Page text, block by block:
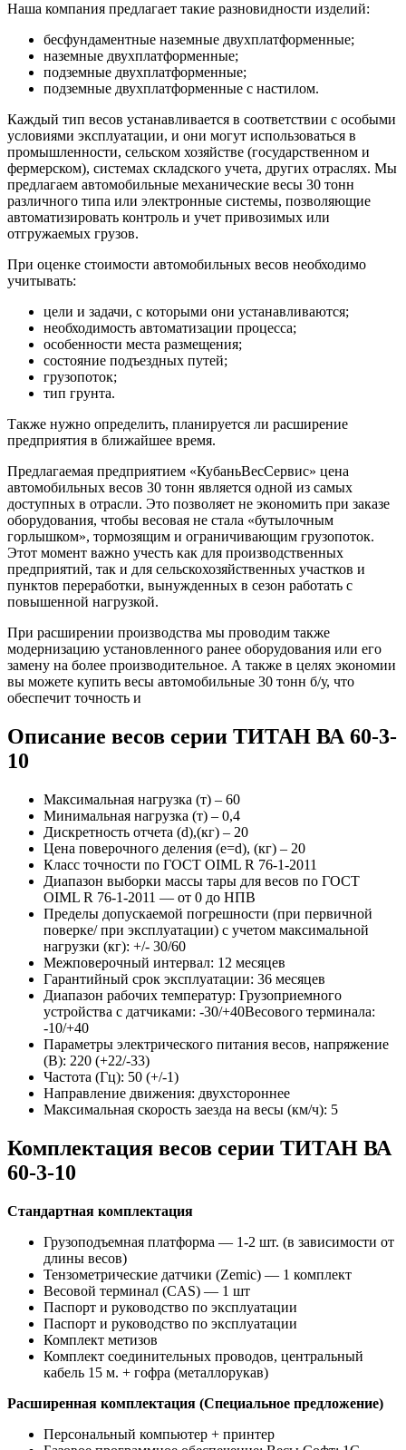
Наша компания предлагает такие разновидности изделий:
бесфундаментные наземные двухплатформенные;
наземные двухплатформенные;
подземные двухплатформенные;
подземные двухплатформенные с настилом.
Каждый тип весов устанавливается в соответствии с особыми
условиями эксплуатации, и они могут использоваться в
промышленности, сельском хозяйстве (государственном и
фермерском), системах складского учета, других отраслях. Мы
предлагаем автомобильные механические весы 30 тонн
различного типа или электронные системы, позволяющие
автоматизировать контроль и учет привозимых или
отгружаемых грузов.
При оценке стоимости автомобильных весов необходимо
учитывать:
цели и задачи, с которыми они устанавливаются;
необходимость автоматизации процесса;
особенности места размещения;
состояние подъездных путей;
грузопоток;
тип грунта.
Также нужно определить, планируется ли расширение
предприятия в ближайшее время.
Предлагаемая предприятием «КубаньВесСервис» цена
автомобильных весов 30 тонн является одной из самых
доступных в отрасли. Это позволяет не экономить при заказе
оборудования, чтобы весовая не стала «бутылочным
горлышком», тормозящим и ограничивающим грузопоток.
Этот момент важно учесть как для производственных
предприятий, так и для сельскохозяйственных участков и
пунктов переработки, вынужденных в сезон работать с
повышенной нагрузкой.
При расширении производства мы проводим также
модернизацию установленного ранее оборудования или его
замену на более производительное. А также в целях экономии
вы можете купить весы автомобильные 30 тонн б/у, что
обеспечит точность и
Описание весов серии ТИТАН ВА 60-3-
10
Максимальная нагрузка (т) – 60
Минимальная нагрузка (т) – 0,4
Дискретность отчета (d),(кг) – 20
Цена поверочного деления (e=d), (кг) – 20
Класс точности по ГОСТ OIML R 76-1-2011
Диапазон выборки массы тары для весов по ГОСТ
OIML R 76-1-2011 — от 0 до НПВ
Пределы допускаемой погрешности (при первичной
поверке/ при эксплуатации) с учетом максимальной
нагрузки (кг): +/- 30/60
Межповерочный интервал: 12 месяцев
Гарантийный срок эксплуатации: 36 месяцев
Диапазон рабочих температур: Грузоприемного
устройства с датчиками: -30/+40Весового терминала:
-10/+40
Параметры электрического питания весов, напряжение
(B): 220 (+22/-33)
Частота (Гц): 50 (+/-1)
Направление движения: двухстороннее
Максимальная скорость заезда на весы (км/ч): 5
Комплектация весов серии ТИТАН ВА
60-3-10
Стандартная комплектация
Грузоподъемная платформа — 1-2 шт. (в зависимости от
длины весов)
Тензометрические датчики (Zemic) — 1 комплект
Весовой терминал (CAS) — 1 шт
Паспорт и руководство по эксплуатации
Паспорт и руководство по эксплуатации
Комплект метизов
Комплект соединительных проводов, центральный
кабель 15 м. + гофра (металлорукав)
Расширенная комплектация (Специальное предложение)
Персональный компьютер + принтер